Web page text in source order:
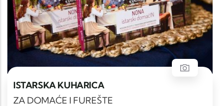
ISTARSKA KUHARICA
ZA DOMAĆE I FUREŠTE